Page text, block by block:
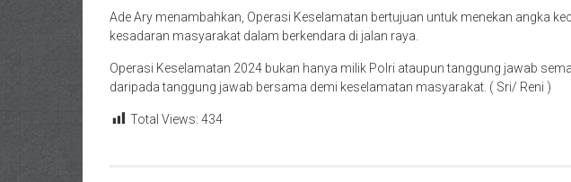
Ade Ary menambahkan, Operasi Keselamatan bertujuan untuk menekan angka
kesadaran masyarakat dalam berkendara di jalan raya.
Operasi Keselamatan 2024 bukan hanya milik Polri ataupun tanggung jawab
daripada tanggung jawab bersama demi keselamatan masyarakat. ( Sri/ Reni )
Total Views: 434